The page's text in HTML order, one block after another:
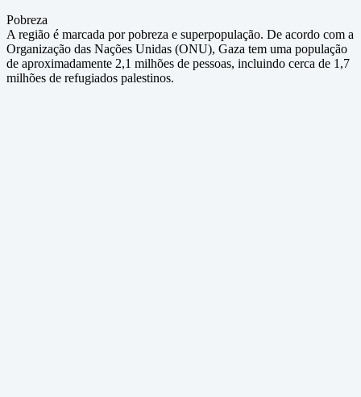
Pobreza
A região é marcada por pobreza e superpopulação. De acordo com a
Organização das Nações Unidas (ONU), Gaza tem uma população
de aproximadamente 2,1 milhões de pessoas, incluindo cerca de 1,7
milhões de refugiados palestinos.